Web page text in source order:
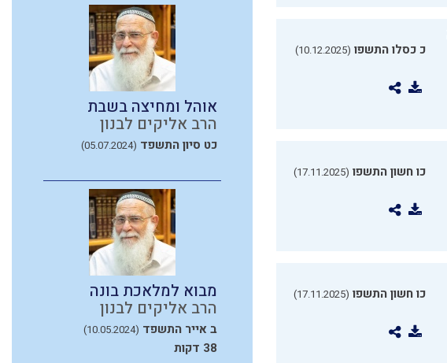
כ כסלו התשפו (10.12.2025)
כו חשון התשפו (17.11.2025)
כו חשון התשפו (17.11.2025)
אוהל ומחיצה בשבת
הרב אליקים לבנון
כט סיון התשפד (05.07.2024)
מבוא למלאכת בונה
הרב אליקים לבנון
ב אייר התשפד (10.05.2024)
38 דקות